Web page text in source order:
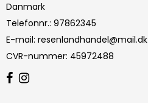
Danmark
Telefonnr.: 97862345
E-mail: resenlandhandel@mail.dk
CVR-nummer: 45972488